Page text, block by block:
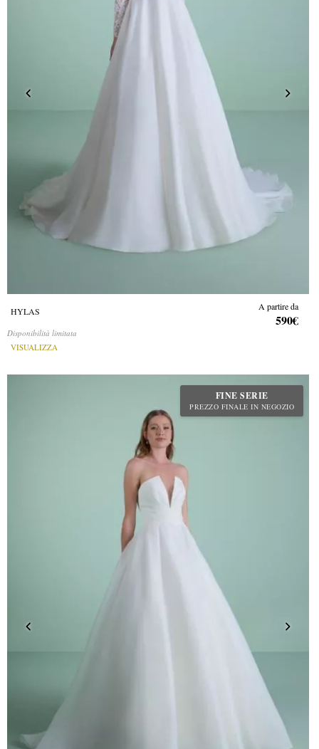
HYLAS
Disponibilità limitata
VISUALIZZA
A partire da
590€
FINE SERIE
PREZZO FINALE IN NEGOZIO